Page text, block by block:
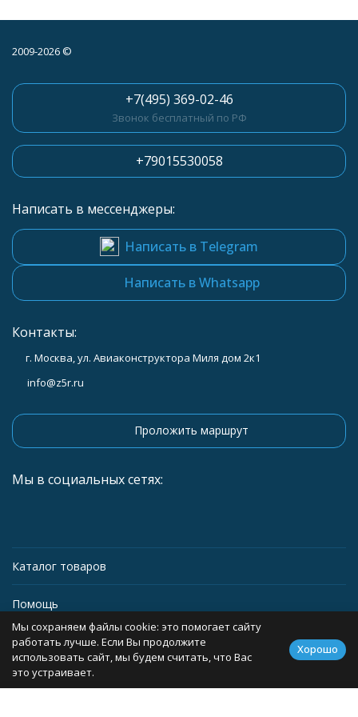
2009-2026 ©
+7(495) 369-02-46
Звонок бесплатный по РФ
+79015530058
Написать в мессенджеры:
Написать в Telegram
Написать в Whatsapp
Контакты:
г. Москва, ул. Авиаконструктора Миля дом 2к1
info@z5r.ru
Проложить маршрут
Мы в социальных сетях:
Каталог товаров
Помощь
Информация
Политика персональных данных
Мы сохраняем файлы cookie: это помогает сайту
работать лучше. Если Вы продолжите
использовать сайт, мы будем считать, что Вас
это устраивает.
Хорошо